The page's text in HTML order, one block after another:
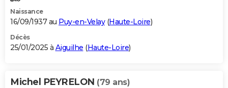
Naissance
16/09/1937 au Puy-en-Velay(Haute-Loire)
Décès
25/01/2025 à Aiguilhe (Haute-Loire)
Michel PEYRELON (79 ans)